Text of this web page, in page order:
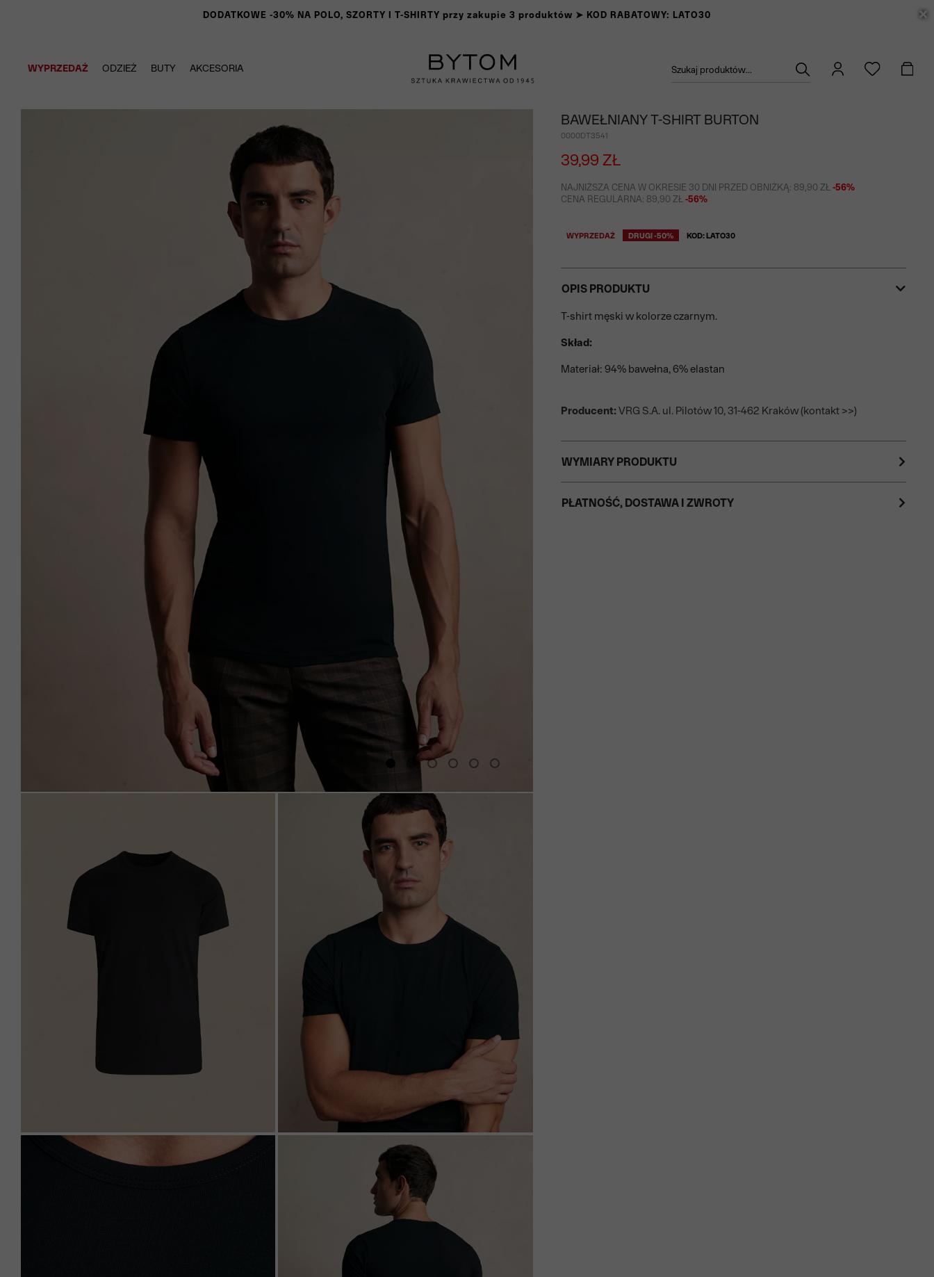
DODATKOWE -30% NA POLO, SZORTY I T-SHIRTY przy zakupie 3 produktów ➤ KOD RABATOWY: LATO30
WYPRZEDAŻ ODZIEŻ BUTY AKCESORIA Szukaj produktów...
BAWEŁNIANY T-SHIRT BURTON
0000DT3541
39,99 ZŁ
NAJNIŻSZA CENA W OKRESIE 30 DNI PRZED OBNIŻKĄ: 89,90 ZŁ -56%
CENA REGULARNA: 89,90 ZŁ -56%
WYPRZEDAŻ DRUGI -50% KOD: LATO30
OPIS PRODUKTU
T-shirt męski w kolorze czarnym.
Skład:
Materiał: 94% bawełna, 6% elastan
Producent: VRG S.A. ul. Pilotów 10, 31-462 Kraków (kontakt >>)
WYMIARY PRODUKTU
PŁATNOŚĆ, DOSTAWA I ZWROTY